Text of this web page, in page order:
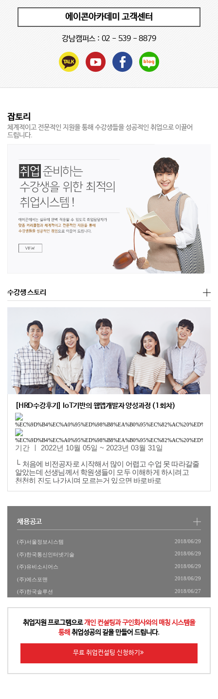
에이콘아카데미 고객센터
강남캠퍼스 : 02 - 539 - 8879
잡토리
체계적이고 전문적인 지원을 통해 수강생들을 성공적인 취업으로 이끌어
드립니다.
수강생 스토리
[HRD수강후기] IoT기반의 웹앱개발자 양성과정 (1회차)
기간 ㅣ 2022년 10월 05일 ~ 2023년 03월 31일
└ 처음에 비전공자로 시작해서 많이 어렵고 수업 못 따라갈줄
알았는데 선생님께서 학원생들이 모두 이해하게 하시려고
천천히 진도 나가시며 모르는거 있으면 바로바로
└친절하시고 자세하게 6개월간 너무 기분좋게 배웠습니다
└이정호 선생님께 많은 것을 배울 수 있었습니다. 처음 배워서
걱정했었는데 자세히
설명해주시고 친절하게 알려주셔서 잘 배울 수 있었습니다.
└웹개발부터 안드로이드까지 다양한 내용을 배울 수 있어
유익했습니다.
쉽게 잘 가르쳐주셔서 도움이 많이 되었습니다.
└이정호선생님의 이해하기 쉬운 강의 덕분에 비전공자도
사회의 일원이 되어 잘 지내겠습니다
그런 관점에서는 걱정할 필요가 없었다고 생각합니다.
강사님은 친절하고 자세하게 강의를 진행하시고,
내용이 최신 트렌드에 어느정도 따라가고 있었으며, 적절한
채용공고
(주)서울정보시스템 2018/06/29
(주)한국통신인터넷기술 2018/06/29
(주)유비소시어스 2018/06/29
(주)에스포맨 2018/06/29
(주)한국솔루션 2018/06/27
취업지원 프로그램으로개인 컨설팅과 구인회사와의 매칭 시스템을
통해 취업성공의 길을 만들어 드립니다.
무료 취업컨설팅 신청하기